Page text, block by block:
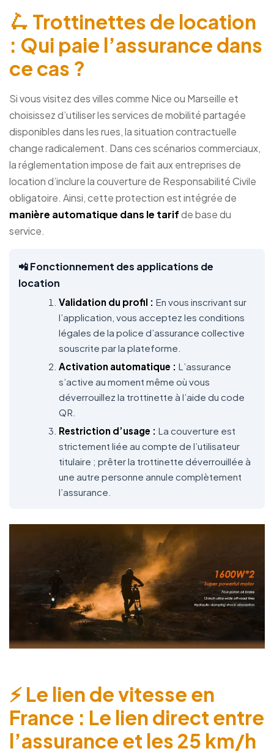
🛴 Trottinettes de location
: Qui paie l’assurance dans
ce cas ?
Si vous visitez des villes comme Nice ou Marseille et
choisissez d’utiliser les services de mobilité partagée
disponibles dans les rues, la situation contractuelle
change radicalement. Dans ces scénarios commerciaux,
la réglementation impose de fait aux entreprises de
location d’inclure la couverture de Responsabilité Civile
obligatoire. Ainsi, cette protection est intégrée de
manière automatique dans le tarifde base du
service.
📲 Fonctionnement des applications de
location
Validation du profil : En vous inscrivant sur
l’application, vous acceptez les conditions
légales de la police d’assurance collective
souscrite par la plateforme.
Activation automatique : L’assurance
s’active au moment même où vous
déverrouillez la trottinette à l’aide du code
QR.
Restriction d’usage : La couverture est
strictement liée au compte de l’utilisateur
titulaire ; prêter la trottinette déverrouillée à
une autre personne annule complètement
l’assurance.
⚡ Le lien de vitesse en
France : Le lien direct entre
l’assurance et les 25 km/h